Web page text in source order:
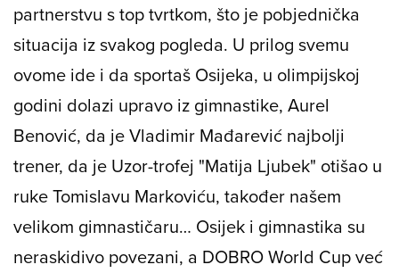
partnerstvu s top tvrtkom, što je pobjednička
situacija iz svakog pogleda. U prilog svemu
ovome ide i da sportaš Osijeka, u olimpijskoj
godini dolazi upravo iz gimnastike, Aurel
Benović, da je Vladimir Mađarević najbolji
trener, da je Uzor-trofej "Matija Ljubek" otišao u
ruke Tomislavu Markoviću, također našem
velikom gimnastičaru… Osijek i gimnastika su
neraskidivo povezani, a DOBRO World Cup već